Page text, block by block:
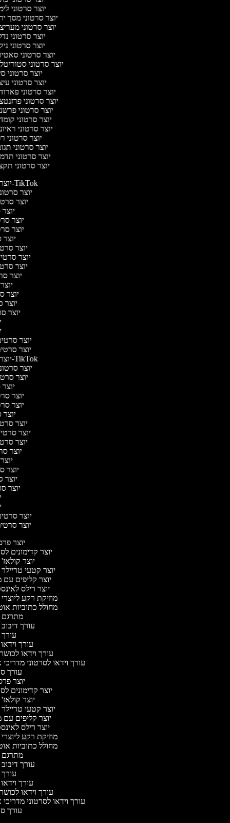
יוצר סרטוני
יוצר סרטוני מסך
יוצר סרטוני
יוצר סרטוני
יוצר סרטוני
יוצר סרטוני
יוצר סרטוני
יוצר סרטוני
יוצר סרטוני
יוצר סרטוני
יוצר סרטוני
יוצר סרטוני
יוצר סרטוני
יוצר סרטוני
יוצר סרטוני
יוצר סרטוני
יוצר סרטוני
יוצר סרטוני
יוצר סרטונים ל-TikTok
יוצר
יוצר
יוצר
יוצר
יוצר
יוצר
יוצר סרטי
יוצר
יוצר
יוצר
יוצר
יוצר
יוצר
יוצר
יוצר סרטונים ל-TikTok
יוצר
יוצר
יוצר
יוצר
יוצר
יוצר
יוצר סרטי
יוצר
יוצר
יוצר
יוצר
יוצר
יוצר
יוצר
יוצר
יוצר קדימונים
יוצר
יוצר קטעי
יוצר קליפים
יוצר רילס
מוזיקת רקע
מחולל כתוביות
עורך
עורך
עורך וידאו
עורך וידאו לסרטוני
עורך
יוצר
יוצר קדימונים
יוצר
יוצר קטעי
יוצר קליפים
יוצר רילס
מוזיקת רקע
מחולל כתוביות
עורך
עורך
עורך וידאו
עורך וידאו לסרטוני
עורך